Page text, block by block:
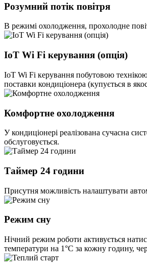
Розумний потік повітря
В режимі охолодження, прохолодне
IoT Wi Fi керування (опція)
IoT Wi Fi керування побутовою
поставки кондиціонера (купується в
Комфортне охолодження
У кондиціонері реалізована сучасна
обслуговується.
Таймер 24 години
Присутня можливість налаштувати
Режим сну
Нічний режим роботи активується
температури на 1°С за кожну годину,